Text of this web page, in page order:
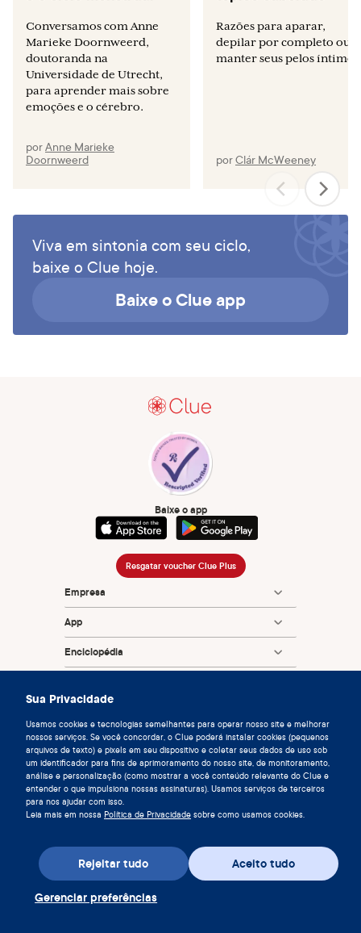
Sua Privacidade
Usamos cookies e tecnologias semelhantes para operar nosso site e melhorar
nossos serviços. Se você concordar, o Clue poderá instalar cookies (pequenos
arquivos de texto) e pixels em seu dispositivo e coletar seus dados de uso sob
um identificador para fins de aprimoramento do nosso site, de monitoramento,
análise e personalização (como mostrar a você conteúdo relevante do Clue e
entender o que impulsiona nossas assinaturas). Usamos serviços de terceiros
para nos ajudar com isso.
Leia mais em nossa Política de Privacidade sobre como usamos cookies.
Aceito tudo
Rejeitar tudo
Gerenciar preferências
Conversamos com Anne
Marieke Doornweerd,
doutoranda na
Universidade de Utrecht,
para aprender mais sobre
emoções e o cérebro.
porAnne Marieke
Doornweerd
Razões para aparar,
depilar por completo ou
manter seus pelos íntimos
porClár McWeeney
Viva em sintonia com seu ciclo,
baixe o Clue hoje.
Baixe o Clue app
Baixe o app
Resgatar voucher Clue Plus
Empresa
App
Enciclopédia
v:08684d9932026-08-06 11:34:36